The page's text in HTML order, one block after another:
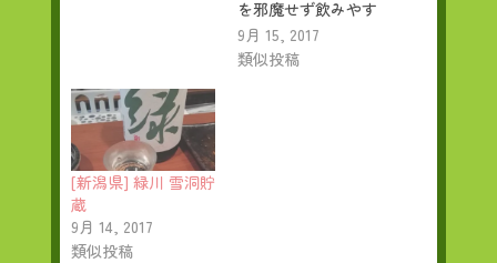
を邪魔せず飲みやす
い…
9月 15, 2017
類似投稿
[新潟県] 緑川 雪洞貯
蔵
9月 14, 2017
類似投稿